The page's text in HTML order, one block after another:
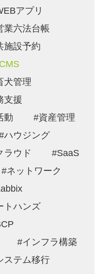
アプリ
業六法台帳
施設予約
犬管理
支援
動
資産管理
ハウジング
ラウド
SaaS
ネットワーク
トハンズ
インフラ構築
ステム移行